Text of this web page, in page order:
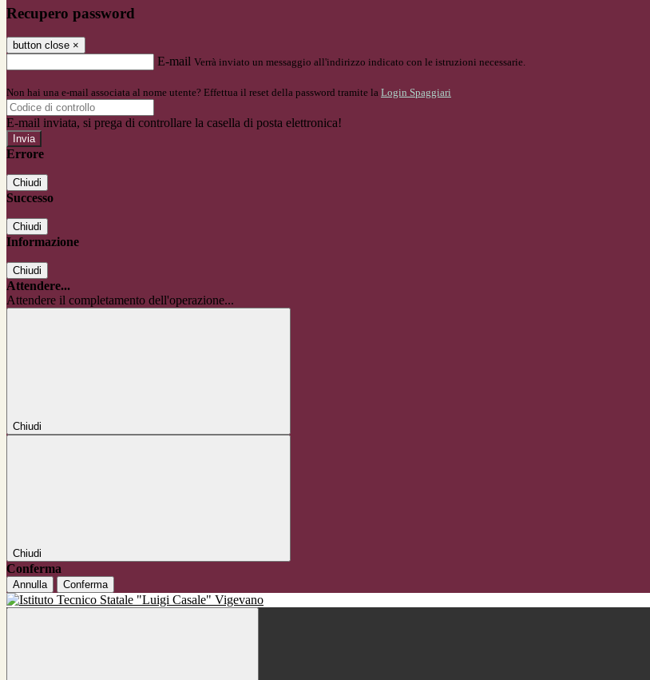
Recupero password
button close ×
E-mail Verrà inviato un messaggio all'indirizzo indicato con le istruzioni necessarie.
Non hai una e-mail associata al nome utente? Effettua il reset della password tramite la Login Spaggiari
E-mail inviata, si prega di controllare la casella di posta elettronica!
Errore
Chiudi
Successo
Chiudi
Informazione
Chiudi
Attendere...
Attendere il completamento dell'operazione...
Chiudi
Chiudi
Conferma
Annulla Conferma